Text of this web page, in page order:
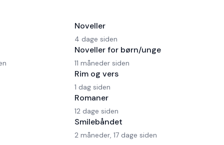
Noveller
4 dage siden
Noveller for børn/unge
11 måneder siden
Rim og vers
1 dag siden
Romaner
12 dage siden
Smilebåndet
2 måneder, 17 dage siden